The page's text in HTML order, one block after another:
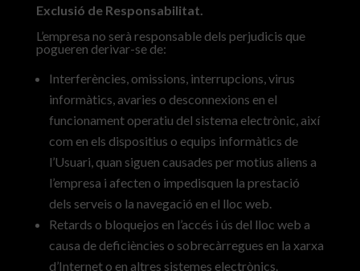
Exclusió de Responsabilitat.
L’empresa no serà responsable dels perjudicis que
pogueren derivar-se de:
Interferències, omissions, interrupcions, virus
informàtics, avaries o desconnexions en el
funcionament operatiu del sistema electrònic, així
com en els dispositius o equips informàtics de
l’Usuari, quan siguen causades per motius aliens a
l’empresa i afecten o impedisquen la prestació
dels serveis o la navegació en el lloc web.
Retards o bloquejos en l’accés i ús del lloc web a
causa de deficiències o sobrecàrregues en la xarxa
d’Internet o en altres sistemes electrònics.